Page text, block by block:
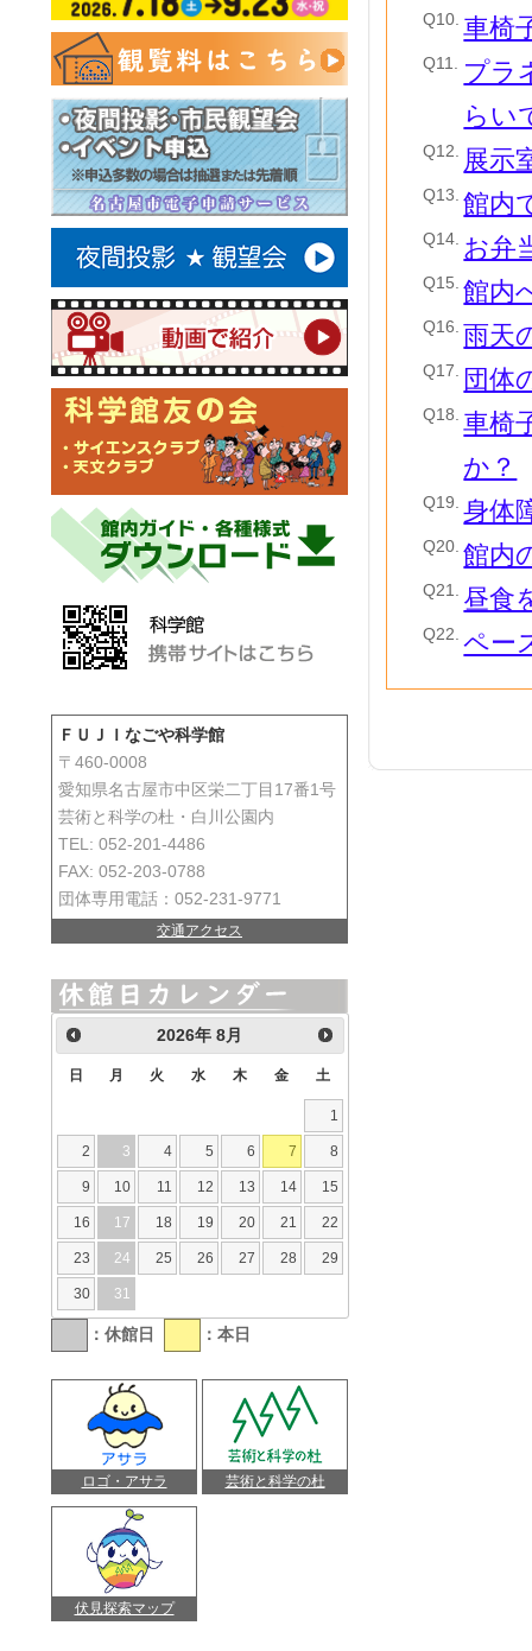
ＦＵＪＩなごや科学館
〒460-0008
愛知県名古屋市中区栄二丁目17番1号
芸術と科学の杜・白川公園内
TEL: 052-201-4486
FAX: 052-203-0788
団体専用電話：052-231-9771
交通アクセス
2026年8月
日 月 火 水 木 金 土
1
2 3 4 5 6 7 8
9 10 11 12 13 14 15
16 17 18 19 20 21 22
23 24 25 26 27 28 29
30 31
：休館日 ：本日
ロゴ・アサラ 芸術と科学の杜
伏見探索マップ
Q10. 車椅
Q11.
プラ
らい
Q12. 展示
Q13. 館内
Q14. お弁
Q15. 館内
Q16. 雨天
Q17. 団体
Q18. 車椅
か？
Q19. 身体
Q20. 館内
Q21. 昼食
Q22. ペー